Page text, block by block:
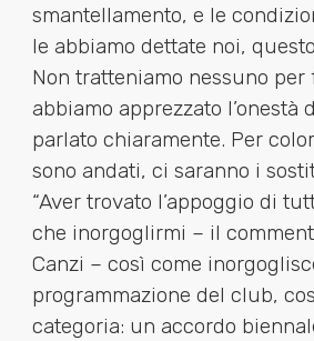
smantellamento, e le
le abbiamo dettate noi,
Non tratteniamo nessuno per
abbiamo apprezzato l’onestà
parlato chiaramente. Per
sono andati, ci saranno i
“Aver trovato l’appoggio di
che inorgoglirmi – il
Canzi – così come
programmazione del club,
categoria: un accordo